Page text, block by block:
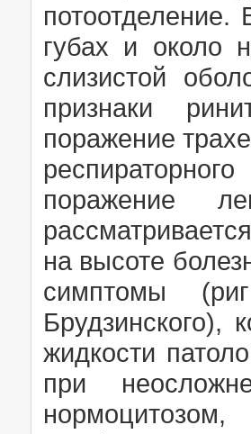
губах и около
слизистой
признаки
поражение
поражение
на высоте
симптомы
Брудзинского),
жидкости
при